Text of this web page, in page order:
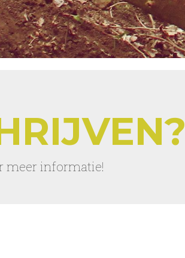
meer informatie!